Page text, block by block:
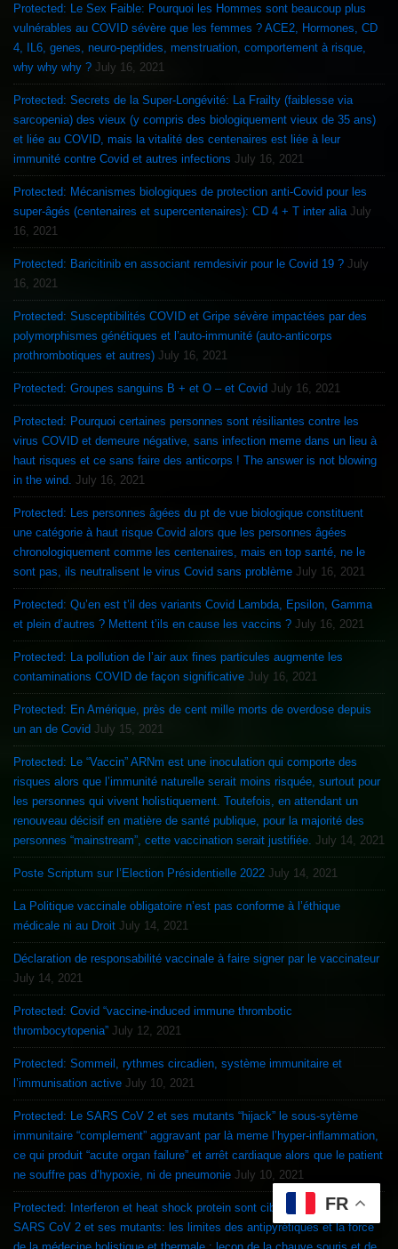
Protected: Le Sex Faible: Pourquoi les Hommes sont beaucoup plus
vulnérables au COVID sévère que les femmes ? ACE2, Hormones, CD
4, IL6, genes, neuro-peptides, menstruation, comportement à risque,
why why why ? July 16, 2021
Protected: Secrets de la Super-Longévité: La Frailty (faiblesse via
sarcopenia) des vieux (y compris des biologiquement vieux de 35 ans)
et liée au COVID, mais la vitalité des centenaires est liée à leur
immunité contre Covid et autres infections July 16, 2021
Protected: Mécanismes biologiques de protection anti-Covid pour les
super-âgés (centenaires et supercentenaires): CD 4 + T inter alia July
16, 2021
Protected: Baricitinib en associant remdesivir pour le Covid 19 ? July
16, 2021
Protected: Susceptibilités COVID et Gripe sévère impactées par des
polymorphismes génétiques et l’auto-immunité (auto-anticorps
prothrombotiques et autres) July 16, 2021
Protected: Groupes sanguins B + et O – et Covid July 16, 2021
Protected: Pourquoi certaines personnes sont résiliantes contre les
virus COVID et demeure négative, sans infection meme dans un lieu à
haut risques et ce sans faire des anticorps ! The answer is not blowing
in the wind. July 16, 2021
Protected: Les personnes âgées du pt de vue biologique constituent
une catégorie à haut risque Covid alors que les personnes âgées
chronologiquement comme les centenaires, mais en top santé, ne le
sont pas, ils neutralisent le virus Covid sans problème July 16, 2021
Protected: Qu’en est t’il des variants Covid Lambda, Epsilon, Gamma
et plein d’autres ? Mettent t’ils en cause les vaccins ? July 16, 2021
Protected: La pollution de l’air aux fines particules augmente les
contaminations COVID de façon significative July 16, 2021
Protected: En Amérique, près de cent mille morts de overdose depuis
un an de Covid July 15, 2021
Protected: Le “Vaccin” ARNm est une inoculation qui comporte des
risques alors que l’immunité naturelle serait moins risquée, surtout pour
les personnes qui vivent holistiquement. Toutefois, en attendant un
renouveau décisif en matière de santé publique, pour la majorité des
personnes “mainstream”, cette vaccination serait justifiée. July 14, 2021
Poste Scriptum sur l’Election Présidentielle 2022 July 14, 2021
La Politique vaccinale obligatoire n’est pas conforme à l’éthique
médicale ni au Droit July 14, 2021
Déclaration de responsabilité vaccinale à faire signer par le vaccinateur
July 14, 2021
Protected: Covid “vaccine-induced immune thrombotic
thrombocytopenia” July 12, 2021
Protected: Sommeil, rythmes circadien, système immunitaire et
l’immunisation active July 10, 2021
Protected: Le SARS CoV 2 et ses mutants “hijack” le sous-sytème
immunitaire “complement” aggravant par là meme l’hyper-inflammation,
ce qui produit “acute organ failure” et arrêt cardiaque alors que le patient
ne souffre pas d’hypoxie, ni de pneumonie July 10, 2021
Protected: Interferon et heat shock protein sont ciblés et inhibés par le
SARS CoV 2 et ses mutants: les limites des antipyrétiques et la force
FR